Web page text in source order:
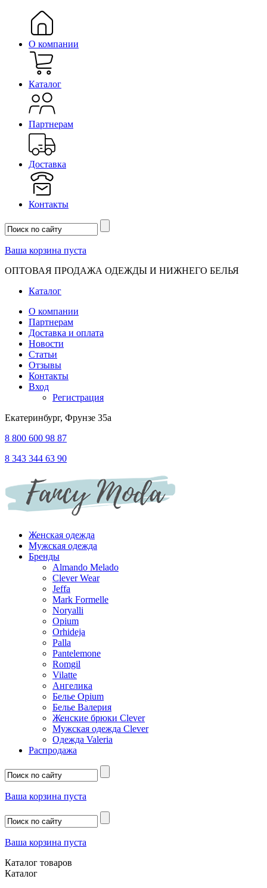
О компании
Каталог
Партнерам
Доставка
Контакты
Ваша корзина пуста
ОПТОВАЯ ПРОДАЖА ОДЕЖДЫ И НИЖНЕГО БЕЛЬЯ
Каталог
О компании
Партнерам
Доставка и оплата
Новости
Статьи
Отзывы
Контакты
Вход
Регистрация
Екатеринбург, Фрунзе 35а
8 800 600 98 87
8 343 344 63 90
Женская одежда
Мужская одежда
Бренды
Almando Melado
Clever Wear
Jeffa
Mark Formelle
Noryalli
Opium
Orhideja
Palla
Pantelemone
Romgil
Vilatte
Ангелика
Белье Opium
Белье Валерия
Женские брюки Clever
Мужская одежда Clever
Одежда Valeria
Распродажа
Ваша корзина пуста
Ваша корзина пуста
Каталог товаров
Каталог